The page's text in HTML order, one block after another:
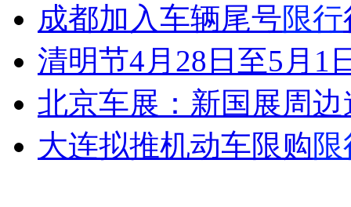
走！跟着总书记去植树
消防员救轻生者 花炮节热闹非凡 减压"枕头大战"
成都加入车辆尾号限行
清明节4月28日至5月1
北京车展：新国展周
大连拟推机动车限购